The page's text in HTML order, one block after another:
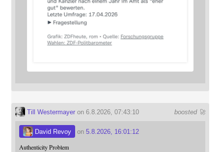
boosted 🚀
Till Westermayeron 6.8.2026, 07:43:10
David Revoy on 5.8.2026, 16:01:12
Authenticity Problem